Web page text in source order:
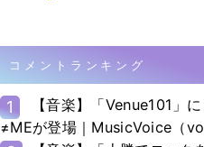
コメントランキング
1
【音楽】「Venue101」
≠MEが登場｜MusicVoice（